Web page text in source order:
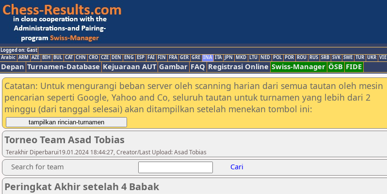
Logged on: Gast
Arabic ARM AZE BIH BUL CAT CHN CRO CZE DEN ENG ESP FAI FIN FRA GER GRE INA ITA JPN MKD LTU NED POL POR ROU RUS SRB SVK SWE TUR UKR VIE
Depan Turnamen-Database Kejuaraan AUT Gambar FAQ Registrasi Online Swiss-Manager ÖSB FIDE
Catatan: Untuk mengurangi beban server oleh scanning harian dari semua tautan oleh mesin
pencarian seperti Google, Yahoo and Co, seluruh tautan untuk turnamen yang lebih dari 2
minggu (dari tanggal selesai) akan ditampilkan setelah menekan tombol ini:
Torneo Team Asad Tobias
Terakhir Diperbarui19.01.2024 18:44:27, Creator/Last Upload: Asad Tobias
Search for team Cari
Peringkat Akhir setelah 4 Babak